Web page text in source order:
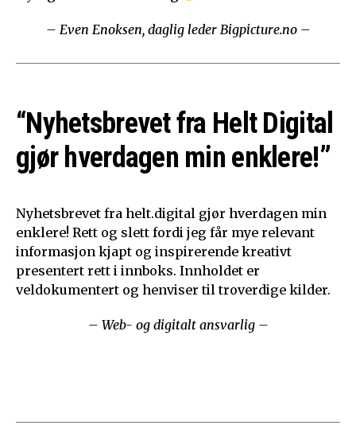
– Even Enoksen, daglig leder Bigpicture.no –
“Nyhetsbrevet fra Helt Digital
gjør hverdagen min enklere!”
Nyhetsbrevet fra helt.digital gjør hverdagen min
enklere! Rett og slett fordi jeg får mye relevant
informasjon kjapt og inspirerende kreativt
presentert rett i innboks. Innholdet er
veldokumentert og henviser til troverdige kilder.
– Web- og digitalt ansvarlig –